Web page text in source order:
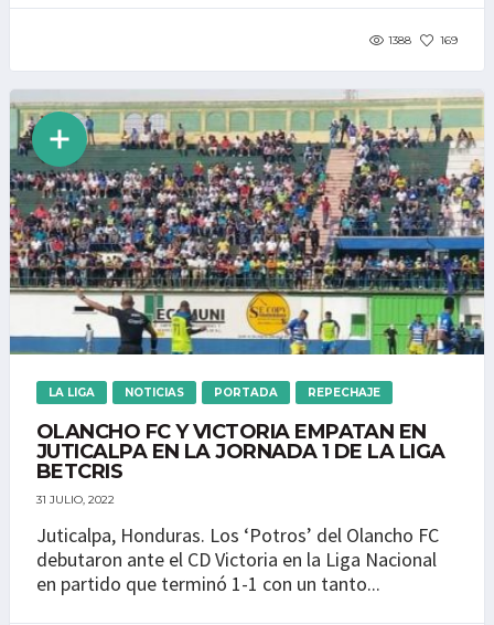
1388 169
LA LIGA NOTICIAS PORTADA REPECHAJE
OLANCHO FC Y VICTORIA EMPATAN EN
JUTICALPA EN LA JORNADA 1 DE LA LIGA
BETCRIS
31 JULIO, 2022
Juticalpa, Honduras. Los ‘Potros’ del Olancho FC
debutaron ante el CD Victoria en la Liga Nacional
en partido que terminó 1-1 con un tanto...